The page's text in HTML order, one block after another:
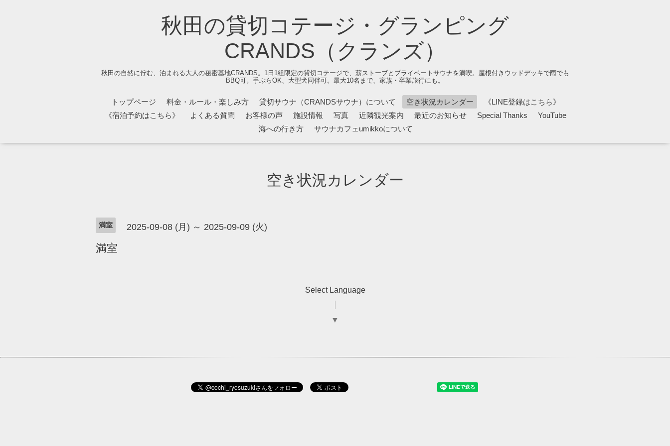
秋田の貸切コテージ・グランピング
CRANDS（クランズ）
秋田の自然に佇む、泊まれる大人の秘密基地CRANDS。1日1組限定の貸切コテージで、薪ストーブとプライベートサウナを満喫。屋根付きウッドデッキで雨でも
BBQ可。手ぶらOK、大型犬同伴可。最大10名まで、家族・卒業旅行にも。
トップページ 料金・ルール・楽しみ方 貸切サウナ（CRANDSサウナ）について 空き状況カレンダー
《LINE登録はこちら》
《宿泊予約はこちら》
よくある質問 お客様の声 施設情報 写真 近隣観光案内 最近のお知らせ Special Thanks
YouTube
海への行き方
サウナカフェumikkoについて
空き状況カレンダー
満室 2025-09-08 (月) ～ 2025-09-09 (火)
満室
Select Language
▼